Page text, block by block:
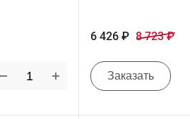
6 426 ₽ 8 723 ₽
Заказать